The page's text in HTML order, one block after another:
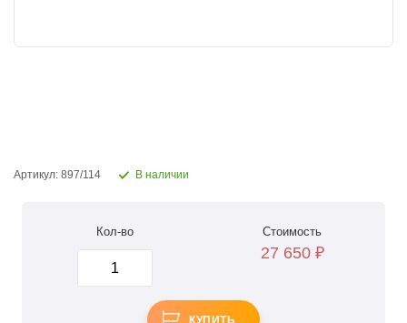
Артикул: 897/114 В наличии
Кол-во Стоимость
27 650 ₽
КУПИТЬ